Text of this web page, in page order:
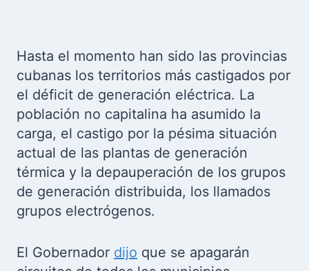
Hasta el momento han sido las provincias
cubanas los territorios más castigados por
el déficit de generación eléctrica. La
población no capitalina ha asumido la
carga, el castigo por la pésima situación
actual de las plantas de generación
térmica y la depauperación de los grupos
de generación distribuida, los llamados
grupos electrógenos.
El Gobernador dijo que se apagarán